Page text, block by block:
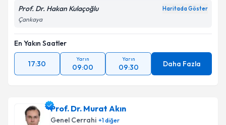
Prof. Dr. Hakan Kulaçoğlu Haritada Göster
Çankaya
En Yakın Saatler
17:30
Yarın
09:00
Yarın
09:30 Daha Fazla
Prof. Dr. Murat Akın
Genel Cerrahi +1diğer